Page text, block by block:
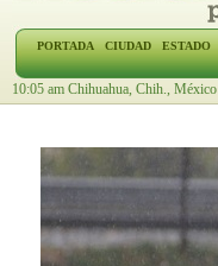
PORTADA CIUDAD ESTADO
10:05 am Chihuahua, Chih., México